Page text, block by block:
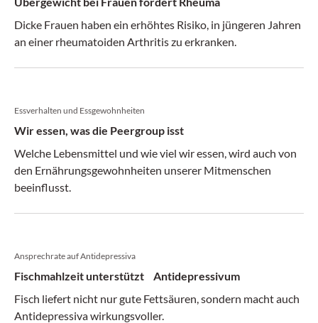
Dicke Frauen haben ein erhöhtes Risiko, in jüngeren Jahren
an einer rheumatoiden Arthritis zu erkranken.
Essverhalten und Essgewohnheiten
Wir essen, was die Peergroup isst
Welche Lebensmittel und wie viel wir essen, wird auch von
den Ernährungsgewohnheiten unserer Mitmenschen
beeinflusst.
Ansprechrate auf Antidepressiva
Fischmahlzeit unterstützt Antidepressivum
Fisch liefert nicht nur gute Fettsäuren, sondern macht auch
Antidepressiva wirkungsvoller.